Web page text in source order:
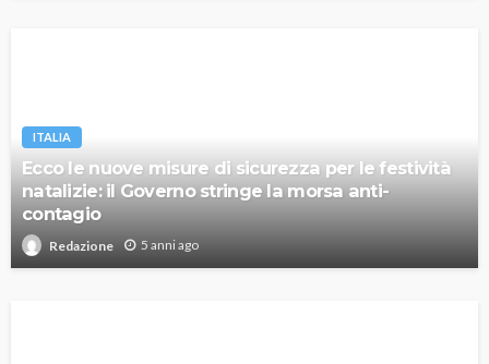
ITALIA
Ecco le nuove misure di sicurezza per le festività
natalizie: il Governo stringe la morsa anti-
contagio
Redazione 5 anni ago